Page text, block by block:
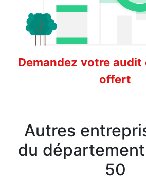
Demandez votre
offert
Autres
du
50